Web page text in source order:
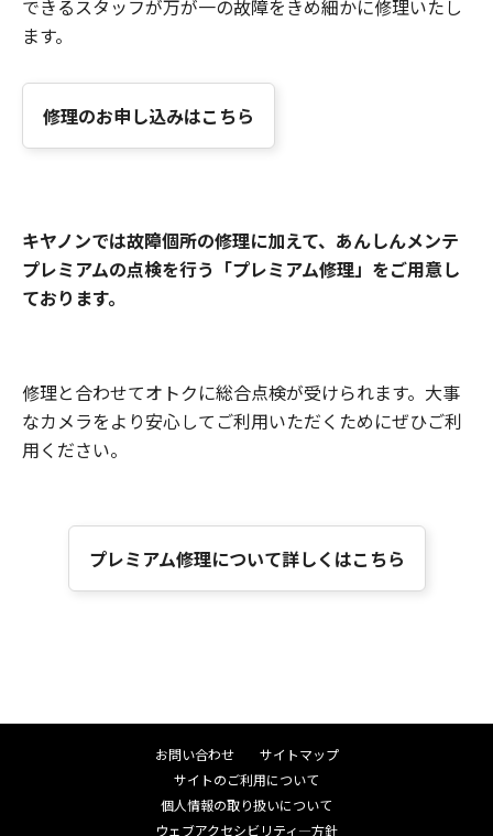
できるスタッフが万が一の故障をきめ細かに修理いたし
ます。
修理のお申し込みはこちら
キヤノンでは故障個所の修理に加えて、あんしんメンテ
プレミアムの点検を行う「プレミアム修理」をご用意し
ております。
修理と合わせてオトクに総合点検が受けられます。大事
なカメラをより安心してご利用いただくためにぜひご利
用ください。
プレミアム修理について詳しくはこちら
お問い合わせ
サイトマップ
サイトのご利用について
個人情報の取り扱いについて
ウェブアクセシビリティ―方針